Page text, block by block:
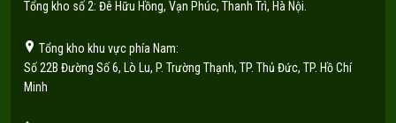
Tổng kho số 2: Đê Hữu Hồng, Vạn Phúc, Thanh Trì, Hà Nội.
Tổng kho khu vực phía Nam:
Số 22B Đường Số 6, Lò Lu, P. Trường Thạnh, TP. Thủ Đức, TP. Hồ Chí
Minh